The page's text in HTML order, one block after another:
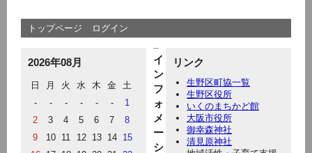
トップページ ログイン
2026年08月
日 月 火 水 木 金
土
-
- - - - -
1
2
3 4 5 6 7
8
9
10 11 12 13 14 15
リンク
生野区町協一覧
生野区役所
いくのまちかど館
大阪市役所
御幸森神社
清見原神社
イ
ン
フ
ォ
メ
ー
シ